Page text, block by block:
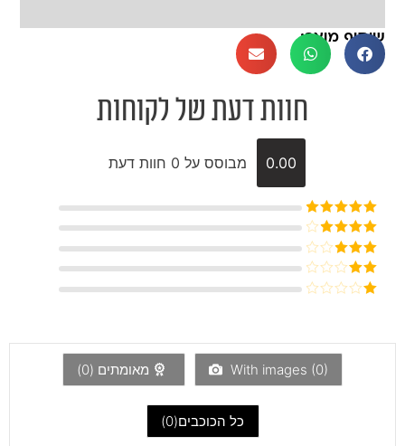
שיתוף מוצר:
חוות דעת של לקוחות
0.00 מבוסס על 0 חוות דעת
דורג5מתוך
5
דורג4
מתוך 5
דורג3
מתוך 5
דורג
5
With images (0) מאומתים (0
)
כל הכוכבים(0
)